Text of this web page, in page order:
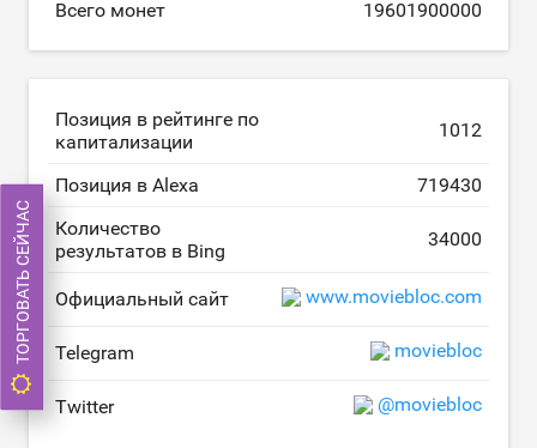
Всего монет 19601900000
Позиция в рейтинге по
капитализации
1012
Позиция в Alexa
719430
Количество
результатов в Bing
34000
Официальный сайт www.moviebloc.com
Telegram moviebloc
Twitter @moviebloc
ТОРГОВАТЬ СЕЙЧАС